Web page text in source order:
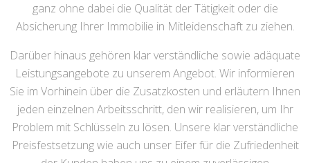
ganz ohne dabei die Qualität der Tätigkeit oder die
Absicherung Ihrer Immobilie in Mitleidenschaft zu ziehen.
Darüber hinaus gehören klar verständliche sowie adäquate
Leistungsangebote zu unserem Angebot. Wir informieren
Sie im Vorhinein über die Zusatzkosten und erläutern Ihnen
jeden einzelnen Arbeitsschritt, den wir realisieren, um Ihr
Problem mit Schlüsseln zu lösen. Unsere klar verständliche
Preisfestsetzung wie auch unser Eifer für die Zufriedenheit